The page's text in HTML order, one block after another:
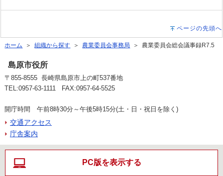
ページの先頭へ
ホーム ＞組織から探す ＞ 農業委員会事務局 ＞ 農業委員会総会議事録R7.5
島原市役所
〒855-8555 長崎県島原市上の町537番地
TEL:0957-63-1111 FAX:0957-64-5525
開庁時間 午前8時30分～午後5時15分(土・日・祝日を除く)
交通アクセス
庁舎案内
PC版を表示する